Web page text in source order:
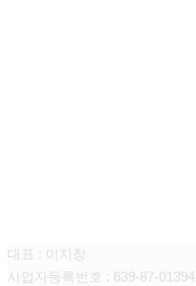
대표 : 이지창
사업자등록번호 : 639-87-01394